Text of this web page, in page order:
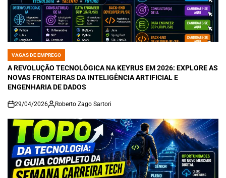
POSTED
IN
VAGAS DE EMPREGO
A REVOLUÇÃO TECNOLÓGICA NA KEYRUS EM 2026: EXPLORE AS
NOVAS FRONTEIRAS DA INTELIGÊNCIA ARTIFICIAL E
ENGENHARIA DE DADOS
on
29/04/2026 Roberto Zago Sartori